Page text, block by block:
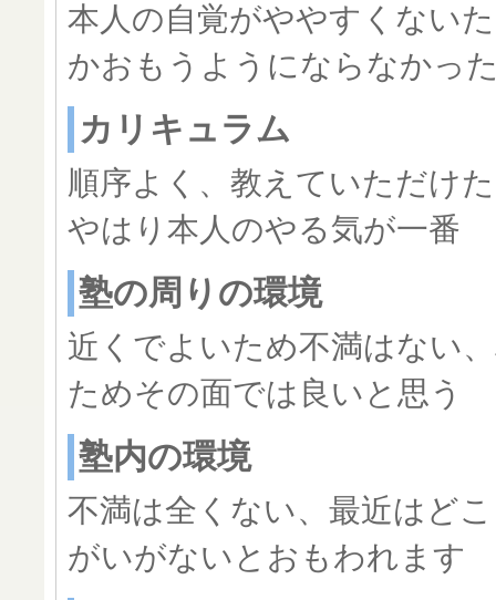
本人の自覚がややすくない
かおもうようにならなかっ
カリキュラム
順序よく、教えていただけ
やはり本人のやる気が一番
塾の周りの環境
近くでよいため不満はない
ためその面では良いと思う
塾内の環境
不満は全くない、最近はど
がいがないとおもわれます